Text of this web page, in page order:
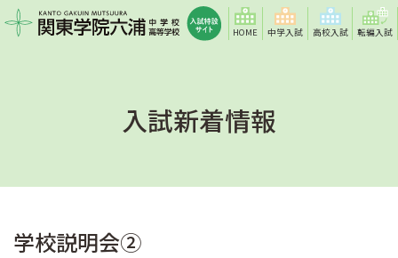
HOME 中学入試 高校入試 転編入試
入試新着情報
学校説明会②